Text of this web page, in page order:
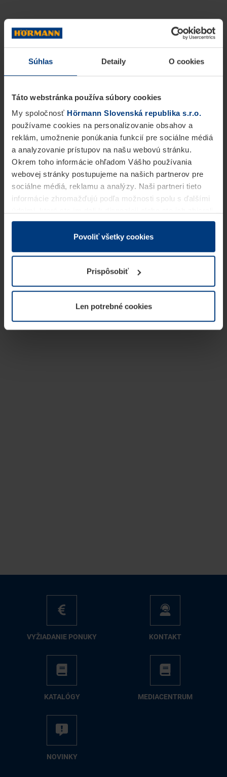
Súhlas Detaily O cookies
Táto webstránka používa súbory cookies
My spoločnosť Hörmann Slovenská republika s.r.o.
používame cookies na personalizovanie obsahov a
reklám, umožnenie ponúkania funkcií pre sociálne médiá
a analyzovanie prístupov na našu webovú stránku.
Okrem toho informácie ohľadom Vášho používania
webovej stránky postupujeme na našich partnerov pre
sociálne médiá, reklamu a analýzy. Naši partneri tieto
informácie zhromažďujú podľa možnosti spolu s ďalšími
v rámci Vášho využívania služieb.
Z právneho hľadiska môžeme cookies ukladať na Vašom
prevádzku tejto stránky. Pre všetky ostatné typy cookie
potrebujeme Vaše povolenie. Vaše povolenie môžete
kedykoľvek zmeniť alebo odvolať vo vysvetlení cookie
našej webovej stránky.
Povoliť všetky cookies
Prispôsobiť
Len potrebné cookies
VY­ŽIA­DA­NIE PO­NU­KY KON­TAKT
KA­TA­LÓ­GY ME­DIA­CEN­TRUM
NO­VIN­KY